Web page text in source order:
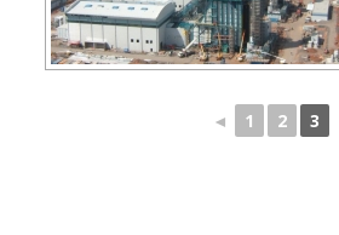
◄ 1 2 3